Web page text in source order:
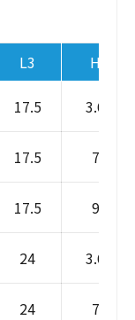
L3 H
17.5 3.6
17.5 7
17.5 9
24 3.6
24 7